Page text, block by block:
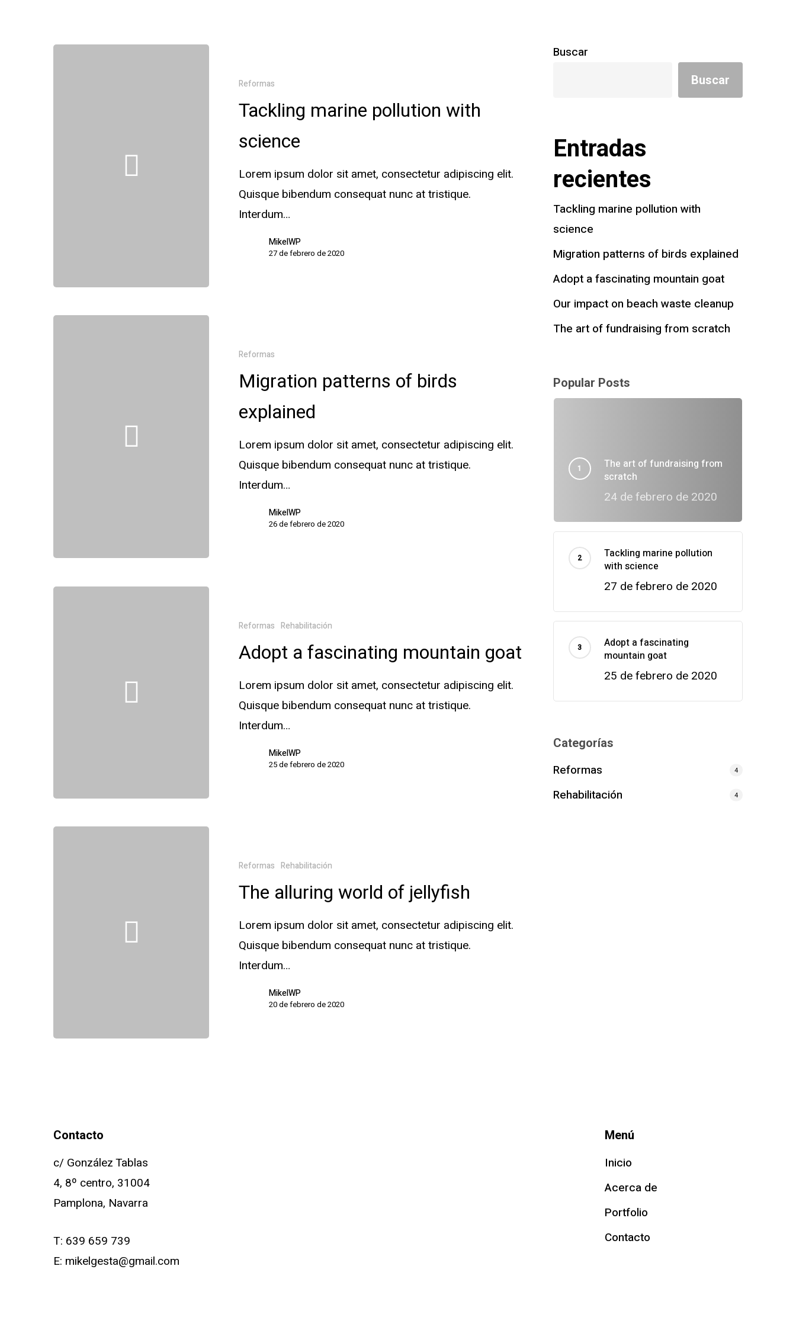
Reformas
Tackling marine pollution with
science
Lorem ipsum dolor sit amet, consectetur adipiscing elit.
Quisque bibendum consequat nunc at tristique.
Interdum…
MikelWP
27 de febrero de 2020
Reformas
Migration patterns of birds
explained
Lorem ipsum dolor sit amet, consectetur adipiscing elit.
Quisque bibendum consequat nunc at tristique.
Interdum…
MikelWP
26 de febrero de 2020
Reformas Rehabilitación
Adopt a fascinating mountain goat
Lorem ipsum dolor sit amet, consectetur adipiscing elit.
Quisque bibendum consequat nunc at tristique.
Interdum…
MikelWP
25 de febrero de 2020
Reformas Rehabilitación
The alluring world of jellyfish
Lorem ipsum dolor sit amet, consectetur adipiscing elit.
Quisque bibendum consequat nunc at tristique.
Interdum…
MikelWP
20 de febrero de 2020
Buscar
Buscar
Entradas
recientes
Tackling marine pollution with
science
Migration patterns of birds explained
Adopt a fascinating mountain goat
Our impact on beach waste cleanup
The art of fundraising from scratch
Popular Posts
The art of fundraising from
scratch
24 de febrero de 2020
Tackling marine pollution
with science
27 de febrero de 2020
Adopt a fascinating
mountain goat
25 de febrero de 2020
Categorías
Reformas 4
Rehabilitación 4
Contacto
c/ González Tablas
4, 8º centro, 31004
Pamplona, Navarra
T: 639 659 739
E: mikelgesta@gmail.com
Menú
Inicio
Acerca de
Portfolio
Contacto